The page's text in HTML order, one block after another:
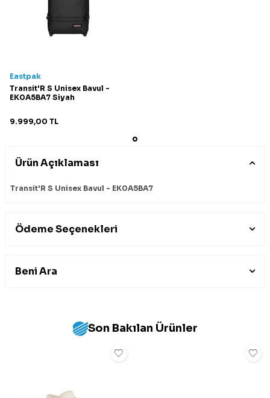
Eastpak
Transit'R S Unisex Bavul -
EK0A5BA7 Siyah
9.999,00 TL
Ürün Açıklaması
Transit'R S Unisex Bavul - EK0A5BA7
Ödeme Seçenekleri
Beni Ara
Son Bakılan Ürünler